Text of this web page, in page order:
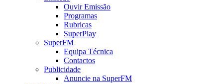
Ouvir Emissão
Programas
Rubricas
SuperPlay
SuperFM
Equipa Técnica
Contactos
Publicidade
Anuncie na SuperFM